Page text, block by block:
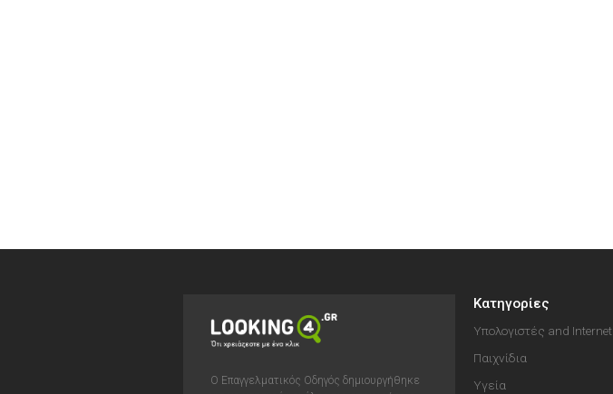
Ο Επαγγελματικός Οδηγός δημιουργήθηκε
Κατηγορίες
Υπολογιστές and Internet
Παιχνίδια
Υγεία